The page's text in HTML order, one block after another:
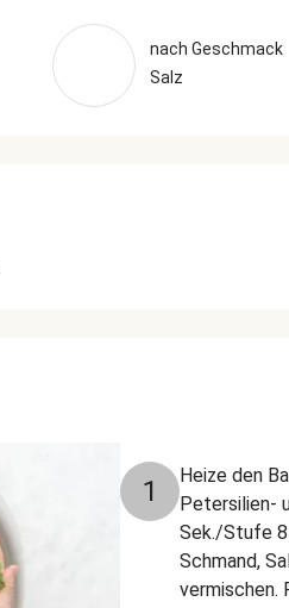
nach Geschmack
Salz
1
Heize den
Petersilien-
Sek./Stufe 8
Schmand,
vermischen.